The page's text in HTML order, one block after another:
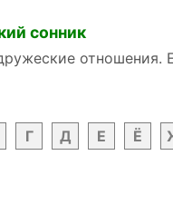
сонник
отношения.
Г Д Е Ё